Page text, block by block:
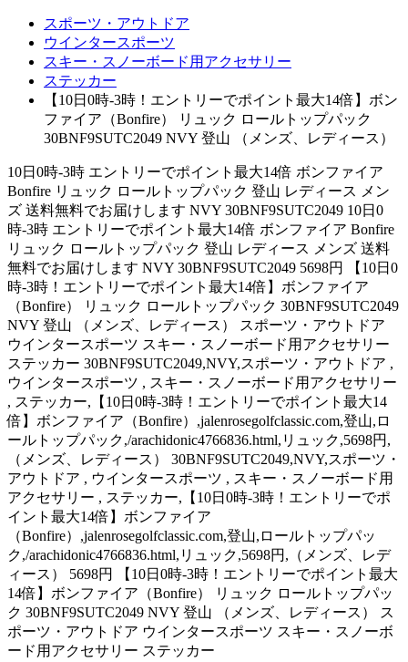
スポーツ・アウトドア
ウインタースポーツ
スキー・スノーボード用アクセサリー
ステッカー
【10日0時-3時！エントリーでポイント最大14倍】ボン
ファイア（Bonfire） リュック ロールトップパック
30BNF9SUTC2049 NVY 登山 （メンズ、レディース）
10日0時-3時 エントリーでポイント最大14倍 ボンファイア
Bonfire リュック ロールトップパック 登山 レディース メン
ズ 送料無料でお届けします NVY 30BNF9SUTC2049 10日0
時-3時 エントリーでポイント最大14倍 ボンファイア Bonfire
リュック ロールトップパック 登山 レディース メンズ 送料
無料でお届けします NVY 30BNF9SUTC2049 5698円 【10日0
時-3時！エントリーでポイント最大14倍】ボンファイア
（Bonfire） リュック ロールトップパック 30BNF9SUTC2049
NVY 登山 （メンズ、レディース） スポーツ・アウトドア
ウインタースポーツ スキー・スノーボード用アクセサリー
ステッカー 30BNF9SUTC2049,NVY,スポーツ・アウトドア ,
ウインタースポーツ , スキー・スノーボード用アクセサリー
, ステッカー,【10日0時-3時！エントリーでポイント最大14
倍】ボンファイア（Bonfire）,jalenrosegolfclassic.com,登山,ロ
ールトップパック,/arachidonic4766836.html,リュック,5698円,
（メンズ、レディース） 30BNF9SUTC2049,NVY,スポーツ・
アウトドア , ウインタースポーツ , スキー・スノーボード用
アクセサリー , ステッカー,【10日0時-3時！エントリーでポ
イント最大14倍】ボンファイア
（Bonfire）,jalenrosegolfclassic.com,登山,ロールトップパッ
ク,/arachidonic4766836.html,リュック,5698円,（メンズ、レデ
ィース） 5698円 【10日0時-3時！エントリーでポイント最大
14倍】ボンファイア（Bonfire） リュック ロールトップパッ
ク 30BNF9SUTC2049 NVY 登山 （メンズ、レディース） ス
ポーツ・アウトドア ウインタースポーツ スキー・スノーボ
ード用アクセサリー ステッカー